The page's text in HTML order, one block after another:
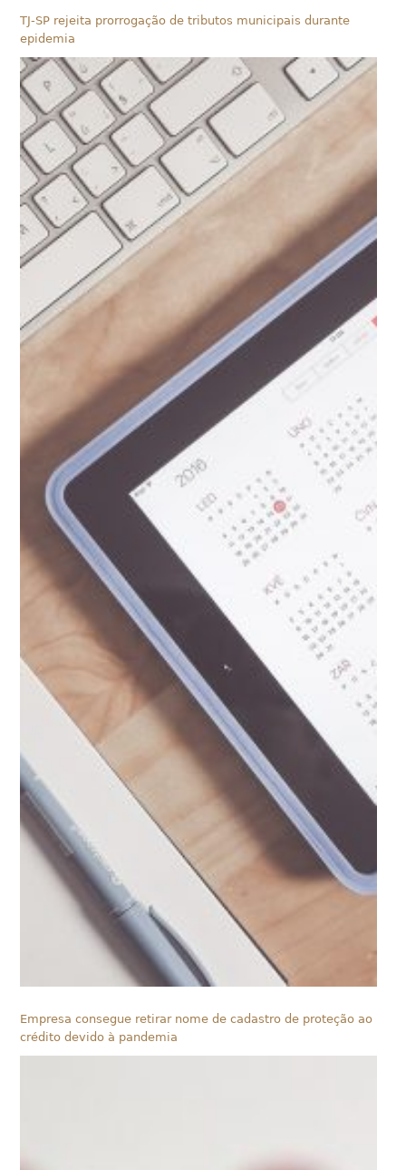
TJ-SP rejeita prorrogação de tributos municipais durante
epidemia
Empresa consegue retirar nome de cadastro de proteção ao
crédito devido à pandemia